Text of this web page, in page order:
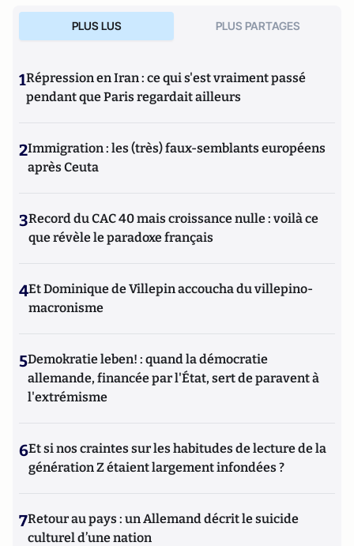
PLUS LUS PLUS PARTAGES
1Répression en Iran : ce qui s'est vraiment passé
pendant que Paris regardait ailleurs
2Immigration : les (très) faux-semblants européens
après Ceuta
3Record du CAC 40 mais croissance nulle : voilà ce
que révèle le paradoxe français
4Et Dominique de Villepin accoucha du villepino-
macronisme
5Demokratie leben! : quand la démocratie
allemande, financée par l'État, sert de paravent à
l'extrémisme
6Et si nos craintes sur les habitudes de lecture de la
génération Z étaient largement infondées ?
7Retour au pays : un Allemand décrit le suicide
culturel d’une nation